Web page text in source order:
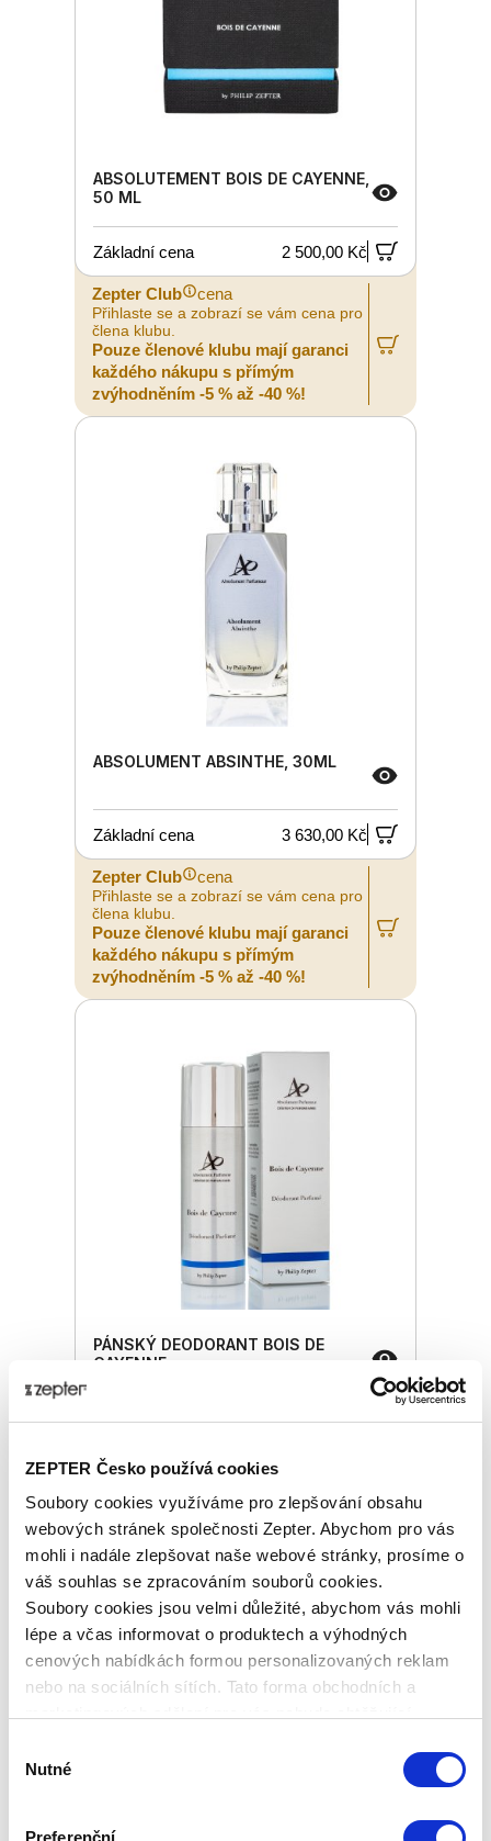
ZEPTER Česko používá cookies
Soubory cookies využíváme pro zlepšování obsahu
webových stránek společnosti Zepter. Abychom pro vás
mohli i nadále zlepšovat naše webové stránky, prosíme o
váš souhlas se zpracováním souborů cookies.
Soubory cookies jsou velmi důležité, abychom vás mohli
lépe a včas informovat o produktech a výhodných
cenových nabídkách formou personalizovaných reklam
nebo na sociálních sítích. Tato forma obchodních a
souhlasu
Nutné
Preferenční
ABSOLUTEMENT BOIS DE CAYENNE,
50 ML
Základní cena 2 500,00 Kč
Zepter Club cena
Přihlaste se a zobrazí se vám cena pro
člena klubu.
Pouze členové klubu mají garanci
každého nákupu s přímým
zvýhodněním -5 % až -40 %!
ABSOLUMENT ABSINTHE, 30ML
Základní cena 3 630,00 Kč
Zepter Club cena
Přihlaste se a zobrazí se vám cena pro
člena klubu.
Pouze členové klubu mají garanci
každého nákupu s přímým
zvýhodněním -5 % až -40 %!
PÁNSKÝ DEODORANT BOIS DE
CAYENNE
Základní cena 1 820,00 Kč
Zepter Club cena
Přihlaste se a zobrazí se vám cena pro
člena klubu.
Pouze členové klubu mají garanci
každého nákupu s přímým
zvýhodněním -5 % až -40 %!